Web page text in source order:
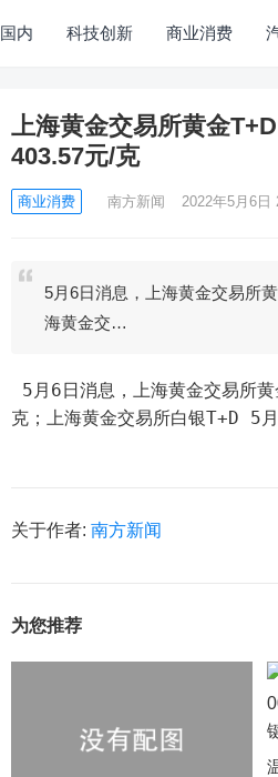
国内 科技创新 商业消费
上海黄金交易所黄金
403.57元/克
商业消费 南方新闻 2022年5月6日
5月6日消息，上海黄金交易所
海黄金交…
克；上海黄金交易所白银T+D 5
关于作者: 南方新闻
为您推荐